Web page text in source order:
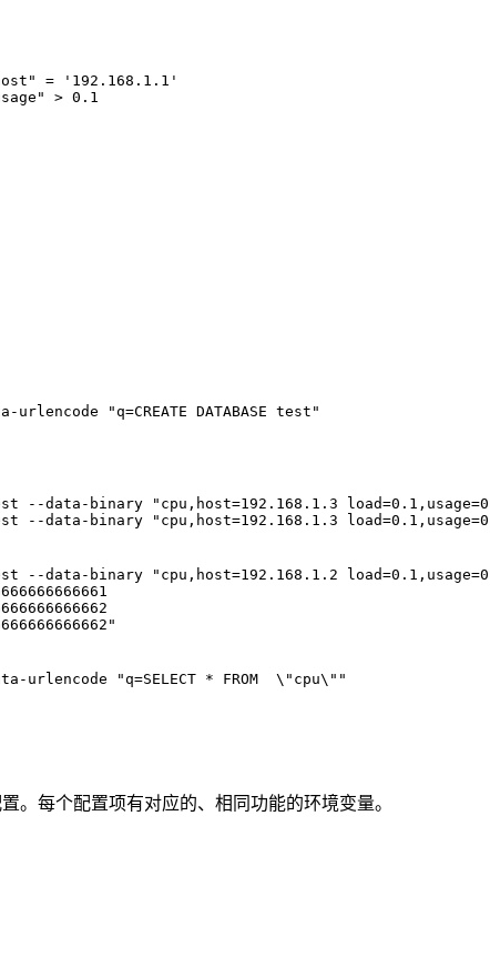
= '192.168.1.1'
> 0.1
"q=CREATE DATABASE test"
--data-binary "cpu,host=192.168.1.3
binary "cpu,host=192.168.1.3
data-binary "cpu,host=192.168.1.2
"q=SELECT * FROM  \"cpu\""
。每个配置项有对应的、相同功能的环境变量。